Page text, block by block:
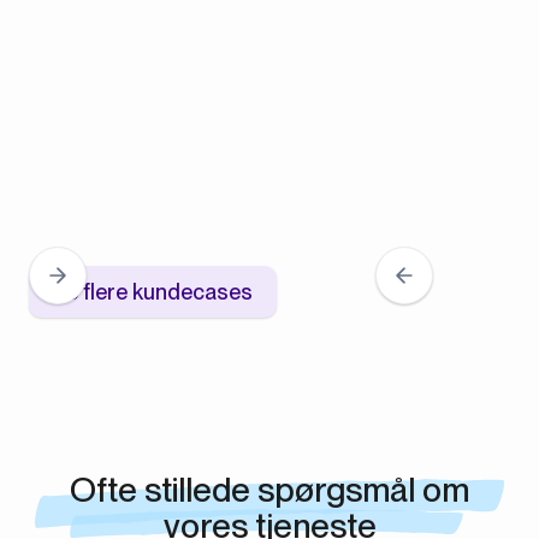
Se flere kundecases
Ofte stillede spørgsmål om
vores tjeneste